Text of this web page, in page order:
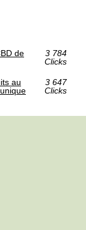
de
3 784
Clicks
au
3 647
Clicks